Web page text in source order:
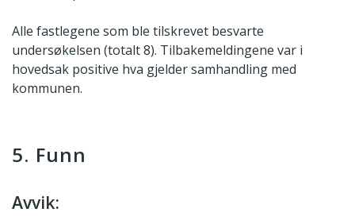
Alle fastlegene som ble tilskrevet besvarte
undersøkelsen (totalt 8). Tilbakemeldingene var i
hovedsak positive hva gjelder samhandling med
kommunen.
5. Funn
Avvik: